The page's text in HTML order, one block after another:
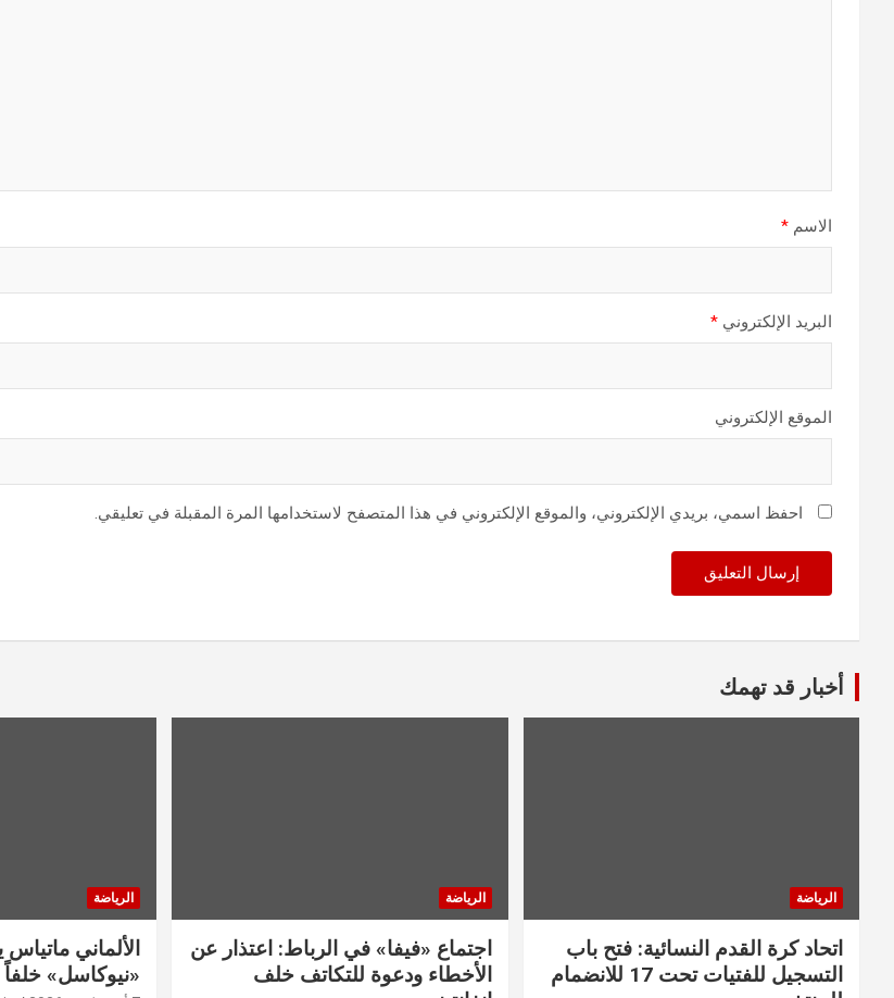
الاسم *
البريد الإلكتروني *
الموقع الإلكتروني
احفظ اسمي، بريدي الإلكتروني، والموقع الإلكتروني في هذا المتصفح لاستخدامها المرة المقبلة في تعليقي.
أخبار قد تهمك
الرياضة
اتحاد كرة القدم النسائية: فتح باب
التسجيل للفتيات تحت 17 للانضمام
الرياضة
اجتماع «فيفا» في الرباط: اعتذار عن
الأخطاء ودعوة للتكاتف خلف
الرياضة
الألماني ماتياس
«نيوكاسل» خلفاً